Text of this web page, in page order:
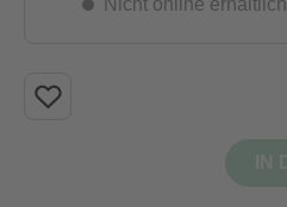
Nicht online erhältlich